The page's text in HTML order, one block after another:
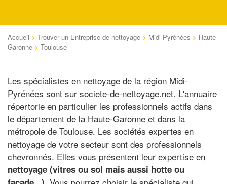
Accueil > Trouver un Entreprise de nettoyage > Midi-Pyrénées > Haute-
Garonne > Toulouse
Les spécialistes en nettoyage de la région Midi-
Pyrénées sont sur societe-de-nettoyage.net. L'annuaire
répertorie en particulier les professionnels actifs dans
le département de la Haute-Garonne et dans la
métropole de Toulouse. Les sociétés expertes en
nettoyage de votre secteur sont des professionnels
chevronnés. Elles vous présentent leur expertise en
nettoyage (vitres ou sol mais aussi hotte ou